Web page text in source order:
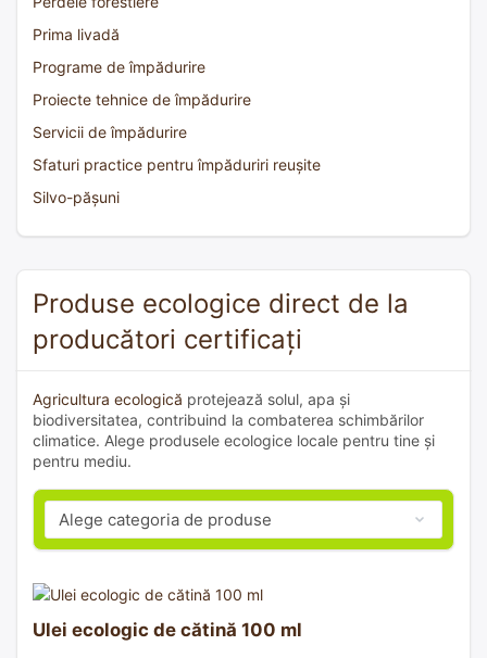
Prima livadă
Programe de împădurire
Proiecte tehnice de împădurire
Servicii de împădurire
Sfaturi practice pentru împăduriri reușite
Silvo-pășuni
Produse ecologice direct de la
producători certificați
Agricultura ecologică protejează solul, apa și
biodiversitatea, contribuind la combaterea schimbărilor
climatice. Alege produsele ecologice locale pentru tine și
pentru mediu.
Ulei ecologic de cătină 100 ml